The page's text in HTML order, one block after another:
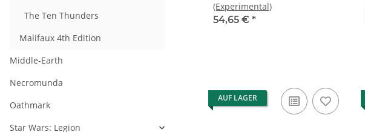
(Experimental)
54,65 € *
AUF LAGER
The Ten Thunders
Malifaux 4th Edition
Middle-Earth
Necromunda
Oathmark
Star Wars: Legion